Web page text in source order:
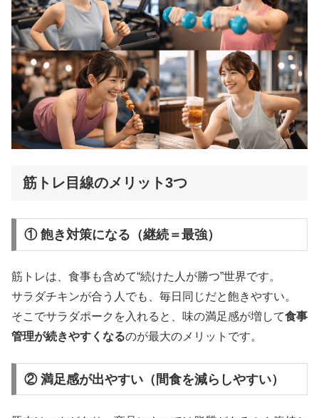
筋トレ目線のメリット3つ
① 飽き対策になる（継続＝最強）
筋トレは、食事も含めて“続けた人が勝つ”世界です。
サラダチキンが合う人でも、毎日同じだと飽きやすい。
そこでサラダポークを入れると、味の満足感が増して食事
管理が続きやすくなるのが最大のメリットです。
② 満足感が出やすい（間食を減らしやすい）